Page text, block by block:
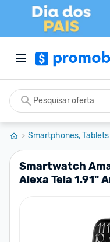
Smartphones,
Smartwatch
Alexa Tela 1.91"